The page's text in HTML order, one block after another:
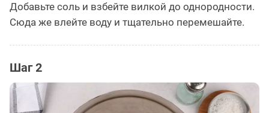
Добавьте соль и взбейте вилкой до однородности.
Сюда же влейте воду и тщательно перемешайте.
Шаг 2